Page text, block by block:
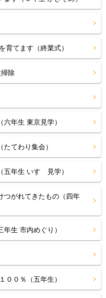
てます（終業式）
除
年生 東京見学）
てわり集会）
年生 いすゞ見学）
がれてきたもの（四年
生 市内めぐり）
０％（五年生）